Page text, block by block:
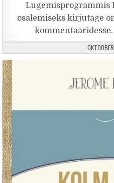
Lugemisprogrammis
osalemiseks kirjutage